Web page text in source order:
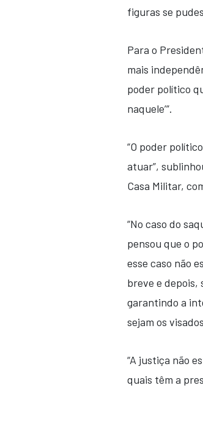
figuras se
Para o
mais
poder político
naquele’”.
“O poder
atuar”,
Casa Militar,
“No caso do
pensou que o
esse caso não
breve e depois,
garantindo a
sejam os
“A justiça não
quais têm a